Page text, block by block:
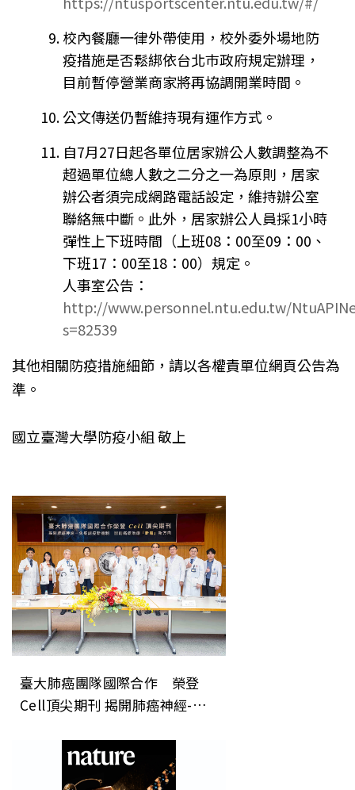
校內餐廳一律外帶使用，校外委外場地防
疫措施是否鬆綁依台北巿政府規定辦理，
目前暫停營業商家將再協調開業時間。
公文傳送仍暫維持現有運作方式。
自7月27日起各單位居家辦公人數調整為不
超過單位總人數之二分之一為原則，居家
辦公者須完成網路電話設定，維持辦公室
聯絡無中斷。此外，居家辦公人員採1小時
彈性上下班時間（上班08：00至09：00、
下班17：00至18：00）規定。
人事室公告：
http://www.personnel.ntu.edu.tw/
s=82539
其他相關防疫措施細節，請以各權責單位網頁公告為
準。
國立臺灣大學防疫小組 敬上
臺大肺癌團隊國際合作 榮登
Cell頂尖期刊 揭開肺癌神經-免
電」新方向